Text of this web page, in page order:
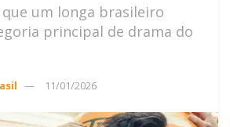
um longa brasileiro
principal de drama do
11/01/2026